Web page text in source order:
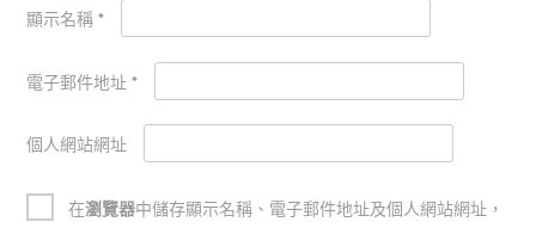
顯示名稱 *
電子郵件地址 *
個人網站網址
在瀏覽器中儲存顯示名稱、電子郵件地址及個人網站網址，